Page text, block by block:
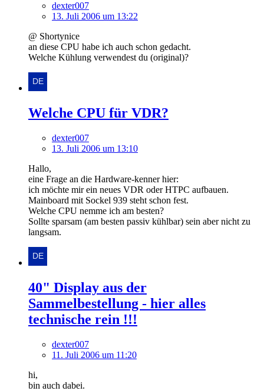
dexter007
13. Juli 2006 um 13:22
@ Shortynice
an diese CPU habe ich auch schon gedacht.
Welche Kühlung verwendest du (original)?
Welche CPU für VDR?
dexter007
13. Juli 2006 um 13:10
Hallo,
eine Frage an die Hardware-kenner hier:
ich möchte mir ein neues VDR oder HTPC aufbauen.
Mainboard mit Sockel 939 steht schon fest.
Welche CPU nemme ich am besten?
Sollte sparsam (am besten passiv kühlbar) sein aber nicht zu
langsam.
40" Display aus der
Sammelbestellung - hier alles
technische rein !!!
dexter007
11. Juli 2006 um 11:20
hi,
bin auch dabei.